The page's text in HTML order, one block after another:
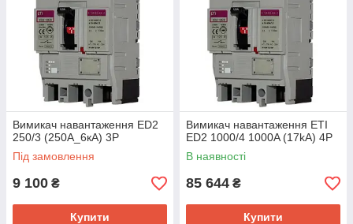
Вимикач навантаження ED2
250/3 (250А_6кА) 3P
Під замовлення
9 100 ₴
Купити
Вимикач навантаження ETI
ED2 1000/4 1000A (17kA) 4P
В наявності
85 644 ₴
Купити